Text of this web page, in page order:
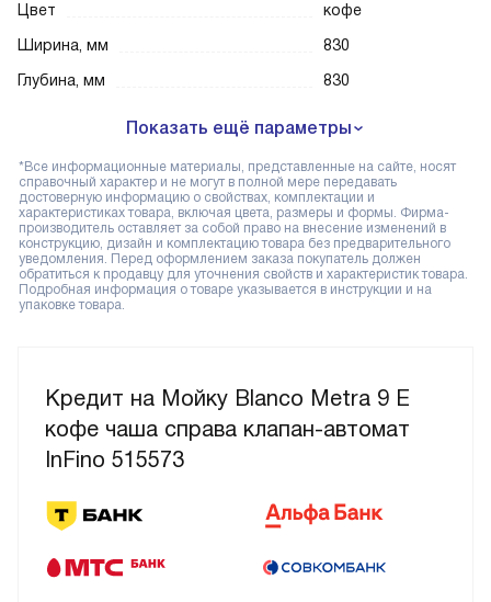
Кредит на Мойку Blanco Metra 9 E
кофе чаша справа клапан-автомат
InFino 515573
Цвет
кофе
Ширина, мм
830
Глубина, мм
830
Показать ещё параметры
*Все информационные материалы, представленные на сайте, носят
справочный характер и не могут в полной мере передавать
достоверную информацию о свойствах, комплектации и
характеристиках товара, включая цвета, размеры и формы. Фирма-
производитель оставляет за собой право на внесение изменений в
конструкцию, дизайн и комплектацию товара без предварительного
уведомления. Перед оформлением заказа покупатель должен
обратиться к продавцу для уточнения свойств и характеристик товара.
Подробная информация о товаре указывается в инструкции и на
упаковке товара.